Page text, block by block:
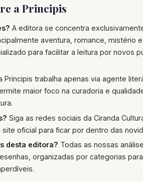
a Principis
A editora se concentra
aventura, romance, mistério
para facilitar a leitura por novos
Principis trabalha apenas via agente
maior foco na curadoria e
Siga as redes sociais da Ciranda
site oficial para ficar por dentro das
desta editora? Todas as nossas
organizadas por categorias